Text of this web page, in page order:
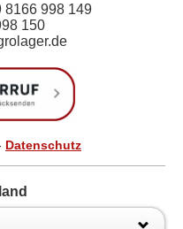
8166 998 149
150
Datenschutz